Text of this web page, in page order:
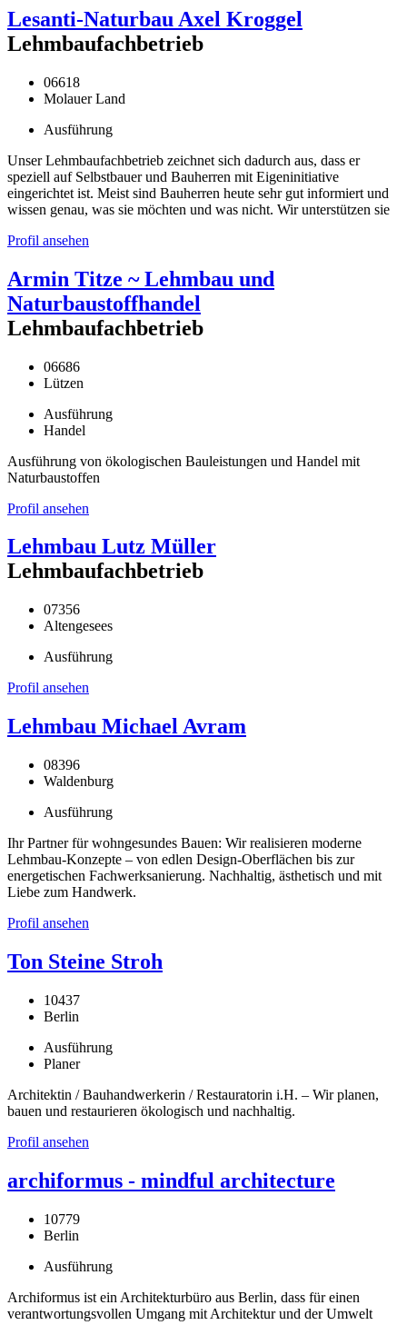
Lesanti-Naturbau Axel Kroggel
Lehmbaufachbetrieb
06618
Molauer Land
Ausführung
Unser Lehmbaufachbetrieb zeichnet sich dadurch aus, dass er
speziell auf Selbstbauer und Bauherren mit Eigeninitiative
eingerichtet ist. Meist sind Bauherren heute sehr gut informiert und
wissen genau, was sie möchten und was nicht. Wir unterstützen sie
Profil ansehen
Armin Titze ~ Lehmbau und
Naturbaustoffhandel
Lehmbaufachbetrieb
06686
Lützen
Ausführung
Handel
Ausführung von ökologischen Bauleistungen und Handel mit
Naturbaustoffen
Profil ansehen
Lehmbau Lutz Müller
Lehmbaufachbetrieb
07356
Altengesees
Ausführung
Profil ansehen
Lehmbau Michael Avram
08396
Waldenburg
Ausführung
Ihr Partner für wohngesundes Bauen: Wir realisieren moderne
Lehmbau-Konzepte – von edlen Design-Oberflächen bis zur
energetischen Fachwerksanierung. Nachhaltig, ästhetisch und mit
Liebe zum Handwerk.
Profil ansehen
Ton Steine Stroh
10437
Berlin
Ausführung
Planer
Architektin / Bauhandwerkerin / Restauratorin i.H. – Wir planen,
bauen und restaurieren ökologisch und nachhaltig.
Profil ansehen
archiformus - mindful architecture
10779
Berlin
Ausführung
Archiformus ist ein Architekturbüro aus Berlin, dass für einen
verantwortungsvollen Umgang mit Architektur und der Umwelt